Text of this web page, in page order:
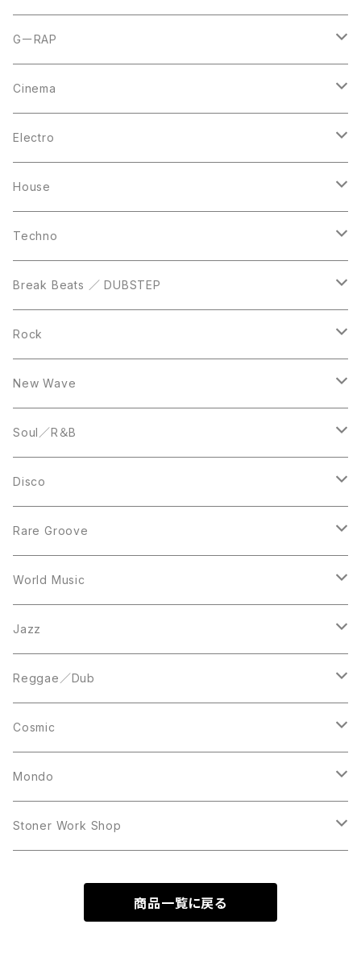
CD
12inch
10inch
Casette Tape
LP
LP
12inch
CD
GーRAP
12inch
LP
Cinema
LP
12inch
DVD
Electro
12inch
LP
House
LP
12inch
10inch
Techno
12inch
LP
Break Beats ／ DUBSTEP
12inch
LP
Rock
12inch
LP
New Wave
12inch
LP
Soul／R＆B
LP
12inch
Disco
7inch
12inch
LP
Acetate Press
10inch
Rare Groove
12inch
LP
World Music
12inch
LP
Jazz
LP
12inch
Reggae／Dub
LP
12inch
Cosmic
12inch
LP
Mondo
LP
Stoner Work Shop
商品一覧に戻る